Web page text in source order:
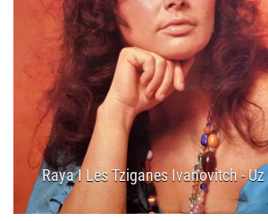
Raya I Les Tziganes Ivanovitch -
16.04.2025 11:05